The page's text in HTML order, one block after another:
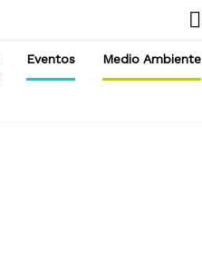
Eventos Medio Ambiente